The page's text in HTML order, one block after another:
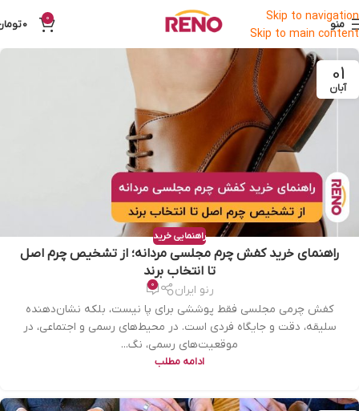
Skip to navigation
Skip to main content
منو 0
0
01
آبان
راهنمایی خرید
راهنمای خرید کفش چرم مجلسی مردانه؛ از تشخیص چرم اصل
تا انتخاب برند
رنو ایران 0
کفش چرمی مجلسی فقط پوششی برای پا نیست، بلکه نشان‌دهنده
سلیقه، دقت و جایگاه فردی است. در محیط‌های رسمی و اجتماعی، در
موقعیت‌های رسمی، نگ...
ادامه مطلب